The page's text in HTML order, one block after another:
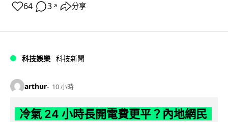
64 3 ↗ 分享
科技娛樂 科技新聞
arthur 10 小時
冷氣 24 小時長開電費更平？內地網民